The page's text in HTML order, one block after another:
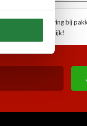
Afhalen of aflevering bij
mogelijk!